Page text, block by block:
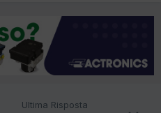
Ultima Risposta